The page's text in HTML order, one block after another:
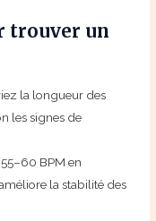
trouver un
la longueur des
les signes de
BPM en
la stabilité des